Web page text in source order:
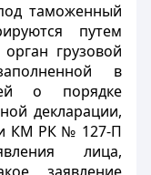
таможенный
путем
грузовой
в
о порядке
декларации,
КМ РК № 127-П
лица,